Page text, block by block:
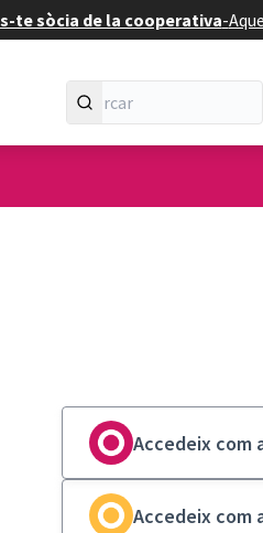
te sòcia de la cooperativa-
Accedeix com
Accedeix com